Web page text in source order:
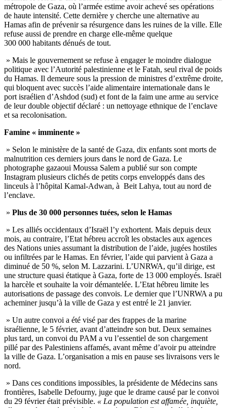
métropole de Gaza, où l’armée estime avoir achevé ses opérations
de haute intensité. Cette dernière y cherche une alternative au
Hamas afin de prévenir sa résurgence dans les ruines de la ville. Elle
refuse aussi de prendre en charge elle-même quelque
300 000 habitants dénués de tout.
» Mais le gouvernement se refuse à engager le moindre dialogue
politique avec l’Autorité palestinienne et le Fatah, seul rival de poids
du Hamas. Il demeure sous la pression de ministres d’extrême droite,
qui bloquent avec succès l’aide alimentaire internationale dans le
port israélien d’Ashdod (sud) et font de la faim une arme au service
de leur double objectif déclaré : un nettoyage ethnique de l’enclave
et sa recolonisation.
Famine « imminente »
» Selon le ministère de la santé de Gaza, dix enfants sont morts de
malnutrition ces derniers jours dans le nord de Gaza. Le
photographe gazaoui Moussa Salem a publié sur son compte
Instagram plusieurs clichés de petits corps enveloppés dans des
linceuls à l’hôpital Kamal-Adwan, à Beit Lahya, tout au nord de
l’enclave.
» Plus de 30 000 personnes tuées, selon le Hamas
» Les alliés occidentaux d’Israël l’y exhortent. Mais depuis deux
mois, au contraire, l’Etat hébreu accroît les obstacles aux agences
des Nations unies assumant la distribution de l’aide, jugées hostiles
ou infiltrées par le Hamas. En février, l’aide qui parvient à Gaza a
diminué de 50 %, selon M. Lazzarini. L’UNRWA, qu’il dirige, est
une structure quasi étatique à Gaza, forte de 13 000 employés. Israël
la harcèle et souhaite la voir démantelée. L’Etat hébreu limite les
autorisations de passage des convois. Le dernier que l’UNRWA a pu
acheminer jusqu’à la ville de Gaza y est entré le 21 janvier.
» Un autre convoi a été visé par des frappes de la marine
israélienne, le 5 février, avant d’atteindre son but. Deux semaines
plus tard, un convoi du PAM a vu l’essentiel de son chargement
pillé par des Palestiniens affamés, avant même d’avoir pu atteindre
la ville de Gaza. L’organisation a mis en pause ses livraisons vers le
nord.
» Dans ces conditions impossibles, la présidente de Médecins sans
frontières, Isabelle Defourny, juge que le drame causé par le convoi
du 29 février était prévisible. « La population est affamée, inquiète,